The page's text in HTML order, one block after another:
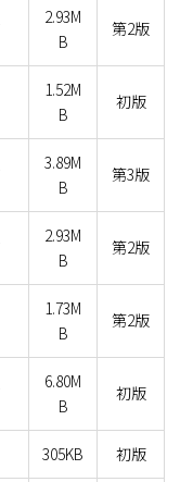
2.93M
B
第2版
1.52M
B
初版
3.89M
B
第3版
2.93M
B
第2版
1.73M
B
第2版
6.80M
B
初版
305KB 初版